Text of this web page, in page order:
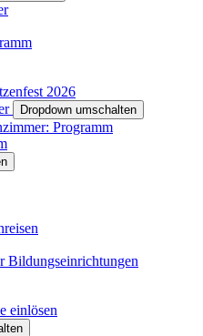
2026
Dropdown umschalten
Programm
Bildungseinrichtungen
einlösen